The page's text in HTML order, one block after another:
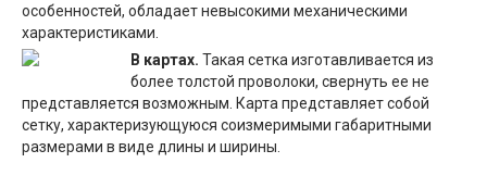
особенностей, обладает невысокими механическими
характеристиками.
В картах. Такая сетка изготавливается из
более толстой проволоки, свернуть ее не
представляется возможным. Карта представляет собой
сетку, характеризующуюся соизмеримыми габаритными
размерами в виде длины и ширины.